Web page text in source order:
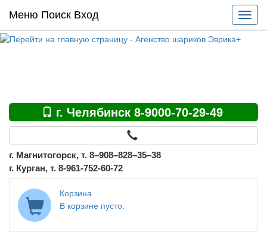
Основное
меню
по
Меню Поиск Вход
меню
г. Челябинск 8-9000-70-29-49
г. Магнитогорск, т. 8–908–828–35–38
г. Курган, т. 8-961-752-60-72
Корзина
В корзине пусто.